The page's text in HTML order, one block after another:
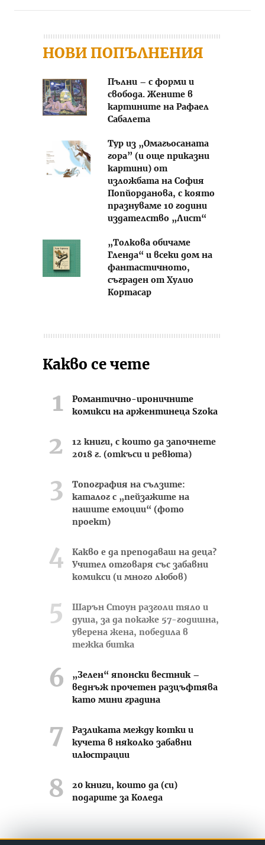
НОВИ ПОПЪЛНЕНИЯ
Пълни – с форми и
свобода. Жените в
картините на Рафаел
Сабалета
Тур из „Омагьосаната
гора” (и още приказни
картини) от
изложбата на София
Попйорданова, с която
празнуваме 10 години
издателство „Лист“
„Толкова обичаме
Гленда“ и всеки дом на
фантастичното,
съграден от Хулио
Кортасар
Какво се чете
Романтично-ироничните
комикси на аржентинеца Szoka
12 книги, с които да започнете
2018 г. (откъси и ревюта)
Топография на сълзите:
каталог с „пейзажите на
нашите емоции“ (фото
проект)
Какво е да преподаваш на деца?
Учител отговаря със забавни
комикси (и много любов)
Шарън Стоун разголи тяло и
душа, за да покаже 57-годишна,
уверена жена, победила в
тежка битка
„Зелен“ японски вестник –
веднъж прочетен разцъфтява
като мини градина
Разликата между котки и
кучета в няколко забавни
илюстрации
20 книги, които да (си)
подарите за Коледа